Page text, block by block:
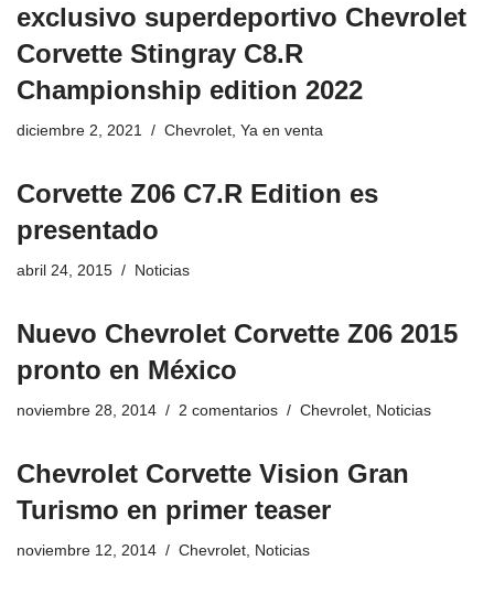
exclusivo superdeportivo Chevrolet
Corvette Stingray C8.R
Championship edition 2022
diciembre 2, 2021 Chevrolet Ya en venta
Corvette Z06 C7.R Edition es
presentado
abril 24, 2015 Noticias
Nuevo Chevrolet Corvette Z06 2015
pronto en México
noviembre 28, 2014 2 comentarios Chevrolet Noticias
Chevrolet Corvette Vision Gran
Turismo en primer teaser
noviembre 12, 2014 Chevrolet Noticias